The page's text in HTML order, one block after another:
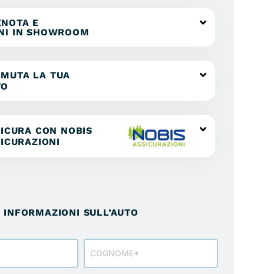
E
IN SHOWROOM
LA TUA
CON NOBIS
SULL’AUTO